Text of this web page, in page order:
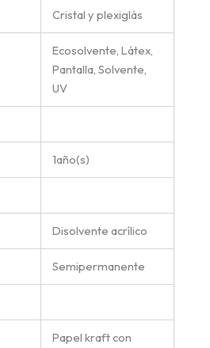
Cristal y plexiglás
Ecosolvente, Látex,
Pantalla, Solvente,
UV
1año(s)
Disolvente acrílico
Semipermanente
Papel kraft con